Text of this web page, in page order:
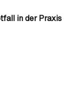
in der Praxis